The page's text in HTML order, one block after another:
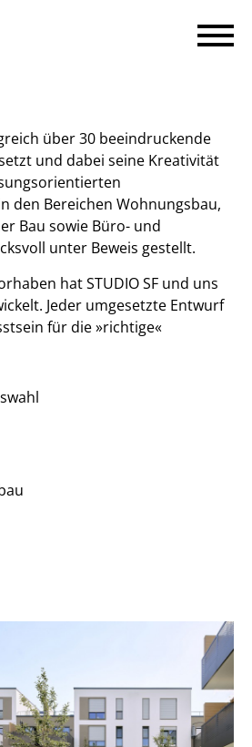
über 30 beeindruckende
und dabei seine Kreativität
den Bereichen Wohnungsbau,
Bau sowie Büro- und
unter Beweis gestellt.
hat STUDIO SF und uns
Jeder umgesetzte Entwurf
für die »richtige«